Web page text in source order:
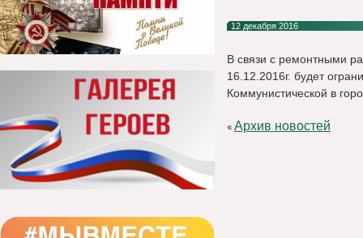
12 декабря 2016
В связи с ремонтными
16.12.2016г. будет
Коммунистической в
«Архив новостей